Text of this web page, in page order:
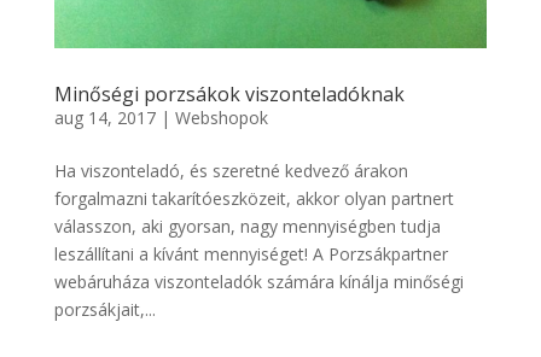
Minőségi porzsákok viszonteladóknak
aug 14, 2017| Webshopok
Ha viszonteladó, és szeretné kedvező árakon
forgalmazni takarítóeszközeit, akkor olyan partnert
válasszon, aki gyorsan, nagy mennyiségben tudja
leszállítani a kívánt mennyiséget! A Porzsákpartner
webáruháza viszonteladók számára kínálja minőségi
porzsákjait,...